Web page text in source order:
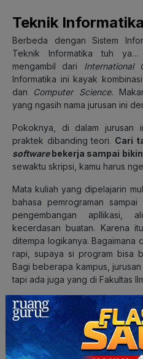
Teknik Informatika
Berbeda dengan Sistem
Teknik Informatika tuh ya…
mengambil dari International
Informatika ini kayak
dan Computer Science.
yang ngasih nama jurusan ini
Pokoknya, di dalam jurusan
praktek dibanding teori. Cari
softwarebekerja sampai
sewaktu skripsi, kamu harus
Mata kuliah yang dipelajarin
bahasa pemrograman
pengembangan apllikasi,
kecerdasan buatan. Karena
ditempa logikanya. Bagaimana
rapi, supaya si program bisa
Bagi beberapa kampus,
tapi ada juga yang di Fakultas
Gelarnya? Antara Sarjana
(S.Kom). Lagi-lagi, tergantung
Di beberapa kampus juga
sebenernya isinya ya sama